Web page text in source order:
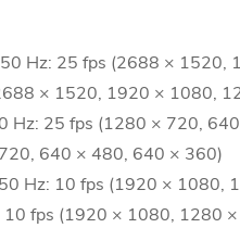
50 Hz: 25 fps (2688 × 1520,
× 1520, 1920 × 1080,
Hz: 25 fps (1280 × 720,
640 × 480, 640 × 360)
50 Hz: 10 fps (1920 × 1080,
10 fps (1920 × 1080, 1280